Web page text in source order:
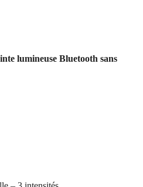
lumineuse Bluetooth sans